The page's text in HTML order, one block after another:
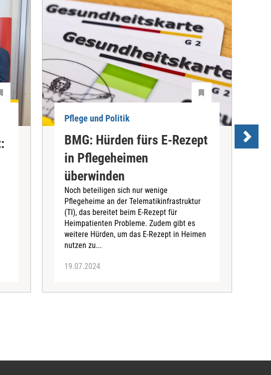
Pflege und Politik
BMG: Hürden fürs E-Rezept
in Pflegeheimen
überwinden
Noch beteiligen sich nur wenige
Pflegeheime an der Telematikinfrastruktur
(TI), das bereitet beim E-Rezept für
Heimpatienten Probleme. Zudem gibt es
weitere Hürden, um das E-Rezept in Heimen
nutzen zu...
19.07.2024